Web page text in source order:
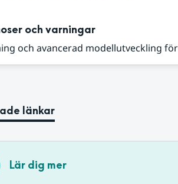
och varningar
och avancerad modellutveckling
länkar
Lär dig mer